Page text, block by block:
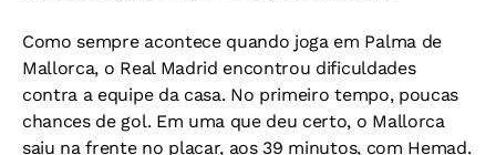
Como sempre acontece quando joga em Palma de
Mallorca, o Real Madrid encontrou dificuldades
contra a equipe da casa. No primeiro tempo, poucas
chances de gol. Em uma que deu certo, o Mallorca
saiu na frente no placar, aos 39 minutos, com Hemad.